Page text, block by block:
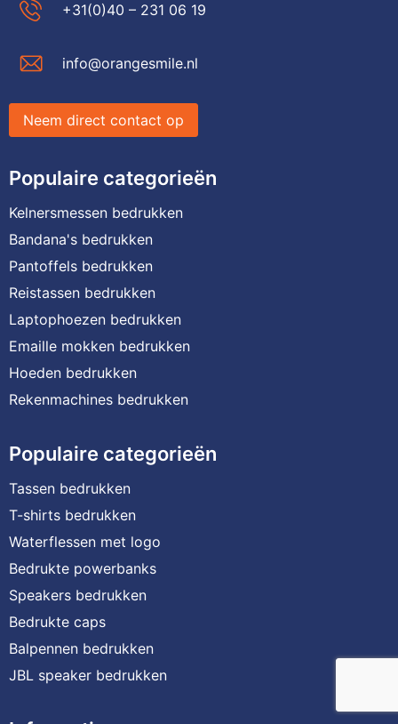
+31(0)40 – 231 06 19
info@orangesmile.nl
Neem direct contact op
Populaire categorieën
Kelnersmessen bedrukken
Bandana's bedrukken
Pantoffels bedrukken
Reistassen bedrukken
Laptophoezen bedrukken
Emaille mokken bedrukken
Hoeden bedrukken
Rekenmachines bedrukken
Populaire categorieën
Tassen bedrukken
T-shirts bedrukken
Waterflessen met logo
Bedrukte powerbanks
Speakers bedrukken
Bedrukte caps
Balpennen bedrukken
JBL speaker bedrukken